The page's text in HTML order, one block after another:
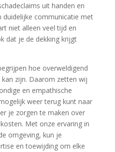
uit handen en
communicatie met
niet alleen veel tijd en
dat je de dekking krijgt
hoe overweldigend
zijn.​ Daarom zetten wij
en empathische
weer terug kunt naar
je zorgen te maken over
Met onze ervaring in
omgeving, kun je
en toewijding om elke